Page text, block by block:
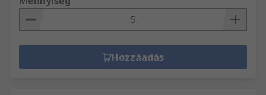
Hozzáadás